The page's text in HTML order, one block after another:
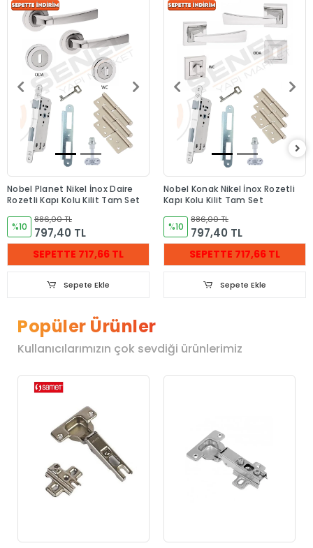
Nobel Planet Nikel İnox Daire
Rozetli Kapı Kolu Kilit Tam Set
%10
886,00 TL
797,40 TL
SEPETTE 717,66 TL
Sepete Ekle
Nobel Konak Nikel İnox Rozetli
Kapı Kolu Kilit Tam Set
%10
886,00 TL
797,40 TL
SEPETTE 717,66 TL
Sepete Ekle
Popüler Ürünler
Kullanıcılarımızın çok sevdiği ürünlerimiz